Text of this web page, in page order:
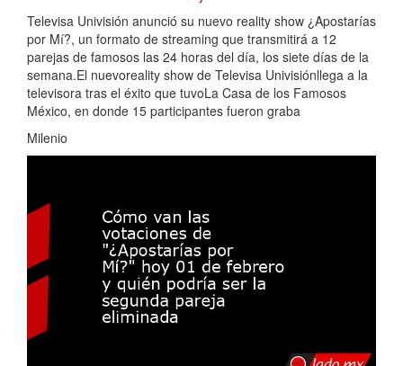
Televisa Univisión anunció su nuevo reality show ¿Apostarías
por Mí?, un formato de streaming que transmitirá a 12
parejas de famosos las 24 horas del día, los siete días de la
semana.El nuevoreality show de Televisa Univisiónllega a la
televisora tras el éxito que tuvoLa Casa de los Famosos
México, en donde 15 participantes fueron graba
Milenio